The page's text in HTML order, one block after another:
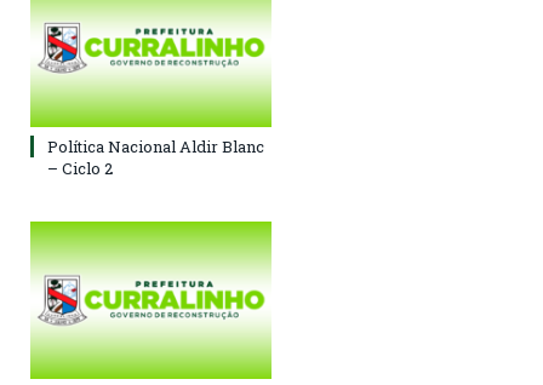
Política Nacional Aldir Blanc
– Ciclo 2